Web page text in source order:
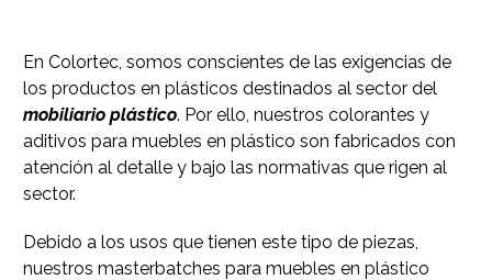
En Colortec, somos conscientes de las exigencias de
los productos en plásticos destinados al sector del
mobiliario plástico. Por ello, nuestros colorantes y
aditivos para muebles en plástico son fabricados con
atención al detalle y bajo las normativas que rigen al
sector.
Debido a los usos que tienen este tipo de piezas,
nuestros masterbatches para muebles en plástico